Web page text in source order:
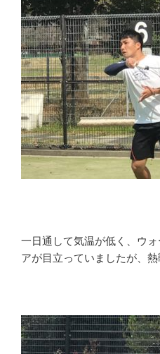
一日通して気温が低く、ウ
アが目立っていましたが、熱